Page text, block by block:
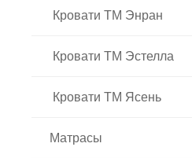
Кровати ТМ Энран
Кровати ТМ Эстелла
Кровати ТМ Ясень
Матрасы